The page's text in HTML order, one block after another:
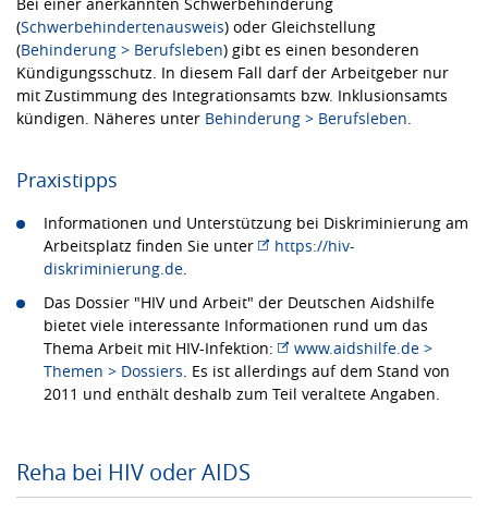
(Schwerbehindertenausweis) oder Gleichstellung
(Behinderung > Berufsleben) gibt es einen besonderen
Kündigungsschutz. In diesem Fall darf der Arbeitgeber nur
mit Zustimmung des Integrationsamts bzw. Inklusionsamts
kündigen. Näheres unter Behinderung > Berufsleben
Praxistipps
Informationen und Unterstützung bei Diskriminierung am
Arbeitsplatz finden Sie unter
https://hiv-
diskriminierung.de
Das Dossier "HIV und Arbeit" der Deutschen Aidshilfe
bietet viele interessante Informationen rund um das
Thema Arbeit mit HIV-Infektion:
www.aidshilfe.de >
Themen > Dossiers . Es ist allerdings auf dem Stand von
2011 und enthält deshalb zum Teil veraltete Angaben.
Reha bei HIV oder AIDS